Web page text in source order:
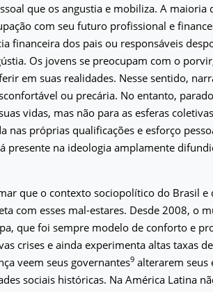
que os angustia e mobiliza. A maioria
com seu futuro profissional e
financeira dos pais ou responsáveis
Os jovens se preocupam com o
em suas realidades. Nesse sentido,
ou precária. No entanto,
vidas, mas não para as esferas
nas próprias qualificações e esforço
presente na ideologia amplamente
que o contexto sociopolítico do Brasil
com esses mal-estares. Desde 2008, o
que foi sempre modelo de conforto e
crises e ainda experimenta altas taxas
veem seus governantes9 alterarem seus
sociais históricas. Na América Latina